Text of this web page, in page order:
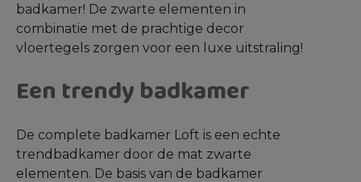
badkamer! De zwarte elementen in
combinatie met de prachtige decor
vloertegels zorgen voor een luxe uitstraling!
Een trendy badkamer
De complete badkamer Loft is een echte
trendbadkamer door de mat zwarte
elementen. De basis van de badkamer